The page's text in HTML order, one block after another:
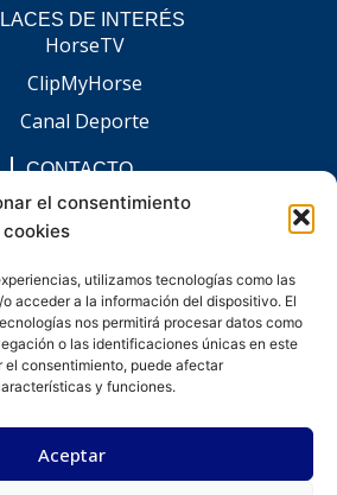
el consentimiento
utilizamos tecnologías como las
acceder a la información del dispositivo. El
nos permitirá procesar datos como
o las identificaciones únicas en este
el consentimiento, puede afectar
y funciones.
Aceptar
DE INTERÉS
HorseTV
ClipMyHorse
Canal Deporte
CONTACTO
en todo el ámbito nacional
I
n
s
t
a
g
L
i
n
k
e
d
i
n
E
n
v
e
l
o
W
h
a
t
s